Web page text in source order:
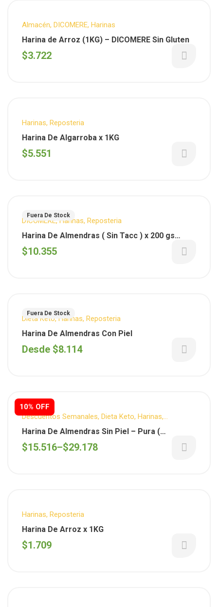
Almacén, DICOMERE, Harinas
Harina de Arroz (1KG) – DICOMERE Sin Gluten
$3.722
Harinas, Reposteria
Harina De Algarroba x 1KG
$5.551
Fuera De Stock
DICOMERE, Harinas, Reposteria
Harina De Almendras ( Sin Tacc ) x 200 gs
Dicomere
$10.355
Fuera De Stock
Dieta Keto, Harinas, Reposteria
Harina De Almendras Con Piel
Desde $8.114
10% OFF
Descuentos Semanales, Dieta Keto, Harinas,
Reposteria
Harina De Almendras Sin Piel – Pura (
Importada )
$15.516–$29.178
Harinas, Reposteria
Harina De Arroz x 1KG
$1.709